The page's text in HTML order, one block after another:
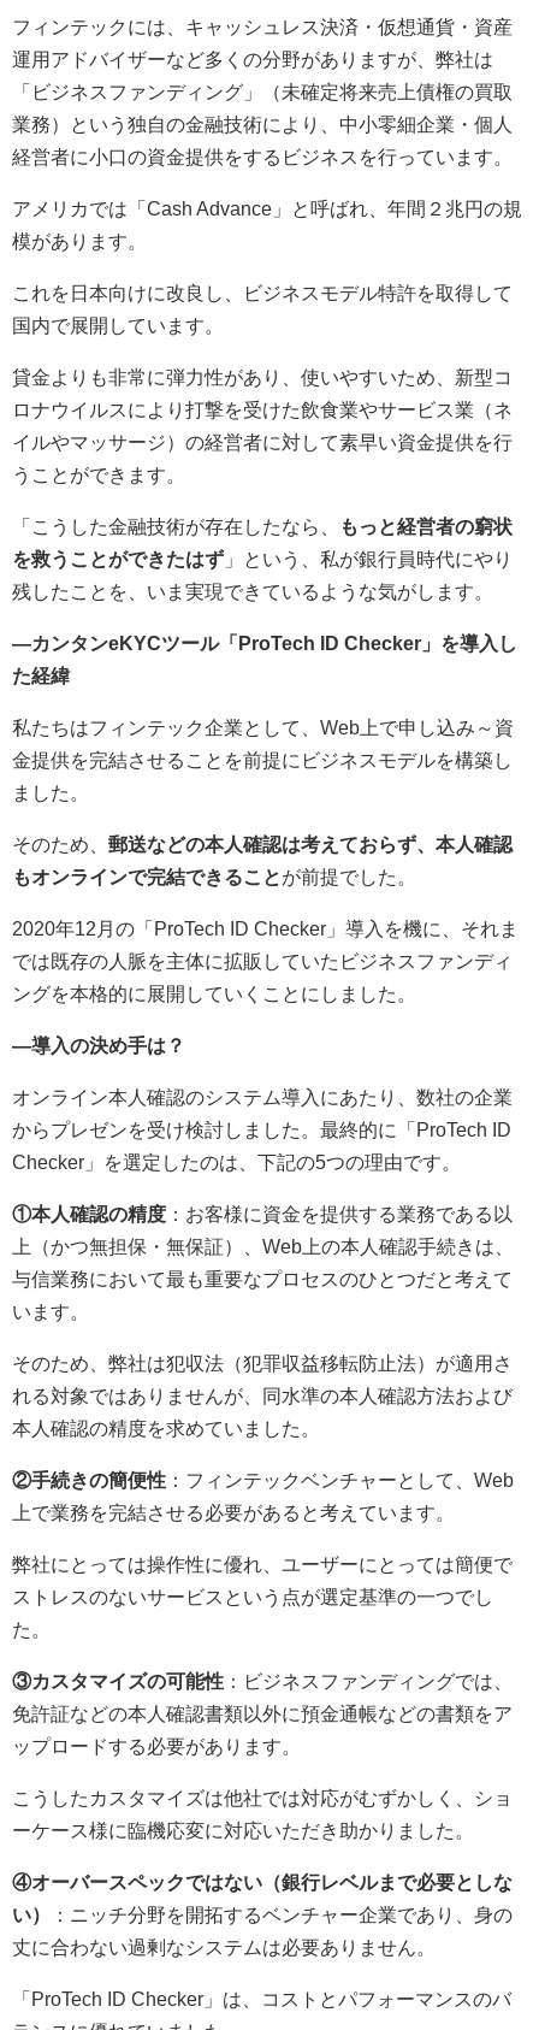
フィンテックには、キャッシュレス決済・仮想通貨・資産
運用アドバイザーなど多くの分野がありますが、弊社は
「ビジネスファンディング」（未確定将来売上債権の買取
業務）という独自の金融技術により、中小零細企業・個人
経営者に小口の資金提供をするビジネスを行っています。
アメリカでは「Cash Advance」と呼ばれ、年間２兆円の規
模があります。
これを日本向けに改良し、ビジネスモデル特許を取得して
国内で展開しています。
貸金よりも非常に弾力性があり、使いやすいため、新型コ
ロナウイルスにより打撃を受けた飲食業やサービス業（ネ
イルやマッサージ）の経営者に対して素早い資金提供を行
うことができます。
「こうした金融技術が存在したなら、
もっと経営者の窮状
を救うことができたはず 」という、私が銀行員時代にやり
残したことを、いま実現できているような気がします。
—カンタンeKYCツール「ProTech ID Checker」を導入し
た経緯
私たちはフィンテック企業として、Web上で申し込み～資
金提供を完結させることを前提にビジネスモデルを構築し
ました。
そのため、 郵送などの本人確認は考えておらず、本人確認
もオンラインで完結できることが前提でした。
2020年12月の「ProTech ID Checker」導入を機に、それま
では既存の人脈を主体に拡販していたビジネスファンディ
ングを本格的に展開していくことにしました。
—導入の決め手は？
オンライン本人確認のシステム導入にあたり、数社の企業
からプレゼンを受け検討しました。最終的に「ProTech ID
Checker」を選定したのは、下記の5つの理由です。
①本人確認の精度 ：お客様に資金を提供する業務である以
上（かつ無担保・無保証）、Web上の本人確認手続きは、
与信業務において最も重要なプロセスのひとつだと考えて
います。
そのため、弊社は犯収法（犯罪収益移転防止法）が適用さ
れる対象ではありませんが、同水準の本人確認方法および
本人確認の精度を求めていました。
②手続きの簡便性 ：フィンテックベンチャーとして、Web
上で業務を完結させる必要があると考えています。
弊社にとっては操作性に優れ、ユーザーにとっては簡便で
ストレスのないサービスという点が選定基準の一つでし
た。
③カスタマイズの可能性 ：ビジネスファンディングでは、
免許証などの本人確認書類以外に預金通帳などの書類をア
ップロードする必要があります。
こうしたカスタマイズは他社では対応がむずかしく、ショ
ーケース様に臨機応変に対応いただき助かりました。
④オーバースペックではない（銀行レベルまで必要としな
い）
：ニッチ分野を開拓するベンチャー企業であり、身の
丈に合わない過剰なシステムは必要ありません。
「ProTech ID Checker」は、コストとパフォーマンスのバ